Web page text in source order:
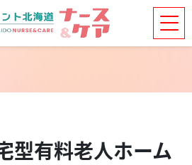
型有料老人ホーム